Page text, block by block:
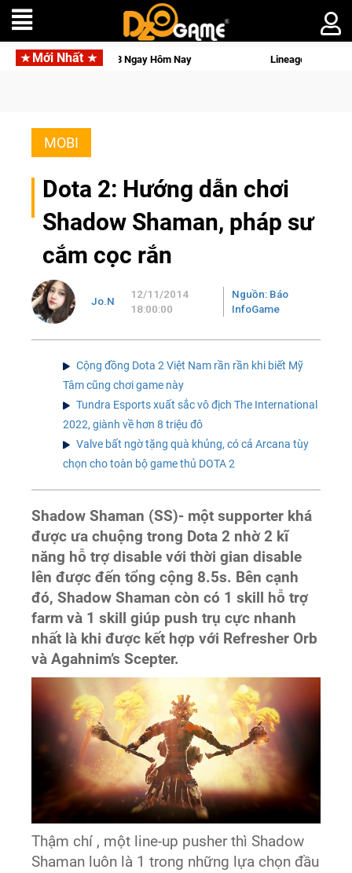
Mới Nhất
Ngay Hôm Nay Lineage W – Quyền lực và tài phú sẽ về tay
MOBI
Dota 2: Hướng dẫn chơi
Shadow Shaman, pháp sư
cắm cọc rắn
Jo.N
12/11/2014
18:00:00
Nguồn: Báo
InfoGame
Cộng đồng Dota 2 Việt Nam rần rần khi biết Mỹ
Tâm cũng chơi game này
Tundra Esports xuất sắc vô địch The International
2022, giành về hơn 8 triệu đô
Valve bất ngờ tặng quà khủng, có cả Arcana tùy
chọn cho toàn bộ game thủ DOTA 2
Shadow Shaman (SS)- một supporter khá
được ưa chuộng trong Dota 2 nhờ 2 kĩ
năng hỗ trợ disable với thời gian disable
lên được đến tổng cộng 8.5s. Bên cạnh
đó, Shadow Shaman còn có 1 skill hỗ trợ
farm và 1 skill giúp push trụ cực nhanh
nhất là khi được kết hợp với Refresher Orb
và Agahnim’s Scepter.
Thậm chí , một line-up pusher thì Shadow
Shaman luôn là 1 trong những lựa chọn đầu